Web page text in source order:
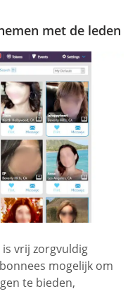
met de leden
vrij zorgvuldig
mogelijk om
te bieden,